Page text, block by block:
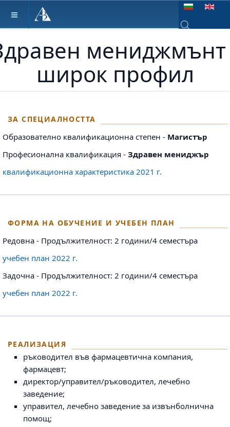
Изберете език
мениджмънт
широк профил
ЗА СПЕЦИАЛНОСТТА
Образователно квалификационна степен - Магистър
Професионална квалификация - Здравен мениджър
квалификационна характеристика 2021 г.
ФОРМА НА ОБУЧЕНИЕ И УЧЕБЕН ПЛАН
Редовна - Продължителност: 2 години/4 семестъра
учебен план 2022 г.
Задочна - Продължителност: 2 години/4 семестъра
учебен план 2022 г.
РЕАЛИЗАЦИЯ
ръководител във фармацевтична компания,
фармацевт;
директор/управител/ръководител, лечебно
заведение;
управител, лечебно заведение за извънболнична
помощ;